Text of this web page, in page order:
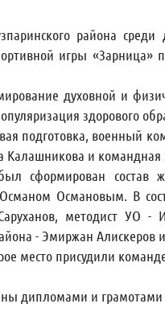
района
игры
духовной и
здорового
подготовка, военный
Калашникова и командная
сформирован состав
Османовым. В
методист УО
- Эмиржан Алискеров
место присудили
дипломами и грамотами